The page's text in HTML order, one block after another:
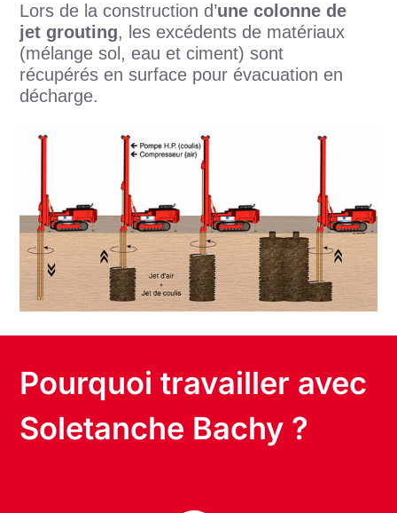
Lors de la construction d’une colonne de
jet grouting, les excédents de matériaux
(mélange sol, eau et ciment) sont
récupérés en surface pour évacuation en
décharge.
Pourquoi travailler avec
Soletanche Bachy ?